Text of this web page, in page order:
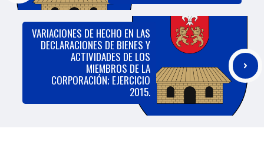
VARIACIONES DE HECHO EN LAS
DECLARACIONES DE BIENES Y
ACTIVIDADES DE LOS
MIEMBROS DE LA
CORPORACIÓN; EJERCICIO
2015.